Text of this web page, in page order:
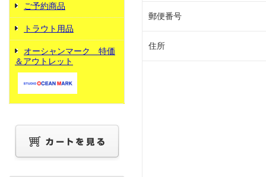
ご予約商品
トラウト用品
オーシャンマーク 特価
＆アウトレット
郵便番号
住所